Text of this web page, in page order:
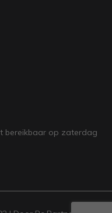
bereikbaar op zaterdag